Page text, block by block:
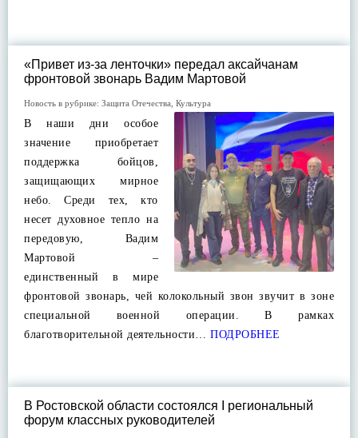
«Привет из-за ленточки» передал аксайчанам
фронтовой звонарь Вадим Мартовой
Новость в рубрике: Защита Отечества Культура
В наши дни особое
значение приобретает
поддержка бойцов,
защищающих мирное
небо. Среди тех, кто
несет духовное тепло на
передовую, Вадим
Мартовой –
единственный в мире
фронтовой звонарь, чей колокольный звон звучит в зоне
специальной военной операции. В рамках
благотворительной деятельности… ПОДРОБНЕЕ
В Ростовской области состоялся I региональный
форум классных руководителей